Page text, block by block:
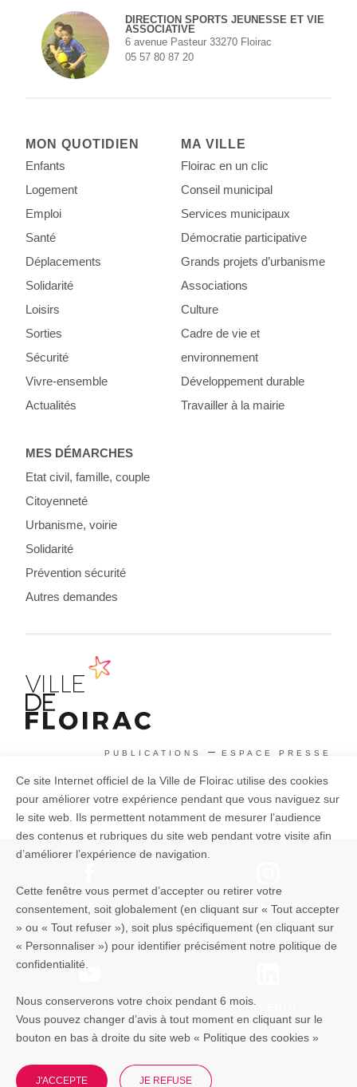
DIRECTION SPORTS JEUNESSE ET VIE
ASSOCIATIVE
6 avenue Pasteur 33270 Floirac
05 57 80 87 20
MON QUOTIDIEN
Enfants
Logement
Emploi
Santé
Déplacements
Solidarité
Loisirs
Sorties
Sécurité
Vivre-ensemble
Actualités
MA VILLE
Floirac en un clic
Conseil municipal
Services municipaux
Démocratie participative
Grands projets d’urbanisme
Associations
Culture
Cadre de vie et
environnement
Développement durable
Travailler à la mairie
MES DÉMARCHES
Etat civil, famille, couple
Citoyenneté
Urbanisme, voirie
Solidarité
Prévention sécurité
Autres demandes
PUBLICATIONS ESPACE PRESSE
FACEBOOK INSTAGRAM
YOUTUBE LINKEDIN
Ce site Internet officiel de la Ville de Floirac utilise des cookies
pour améliorer votre expérience pendant que vous naviguez sur
le site web. Ils permettent notamment de mesurer l’audience
des contenus et rubriques du site web pendant votre visite afin
d’améliorer l’expérience de navigation.
Cette fenêtre vous permet d’accepter ou retirer votre
consentement, soit globalement (en cliquant sur « Tout accepter
» ou « Tout refuser »), soit plus spécifiquement (en cliquant sur
« Personnaliser ») pour identifier précisément notre politique de
confidentialité.
Nous conserverons votre choix pendant 6 mois.
Vous pouvez changer d’avis à tout moment en cliquant sur le
bouton en bas à droite du site web « Politique des cookies »
J'ACCEPTE JE REFUSE